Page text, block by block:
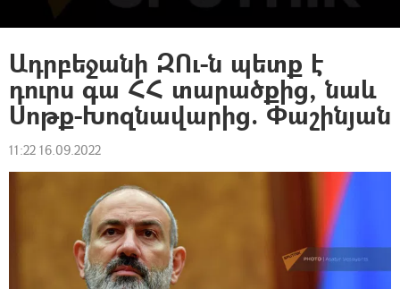
Ադրբեջանի ԶՈւ-ն պետք է
դուրս գա ՀՀ տարածքից, նաև
Սոթք-Խոզնավարից. Փաշինյան
11:22 16.09.2022